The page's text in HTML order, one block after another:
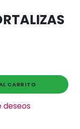
CARRITO
deseos